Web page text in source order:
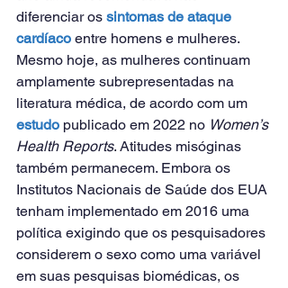
diferenciar os sintomas de ataque
cardíaco entre homens e mulheres.
Mesmo hoje, as mulheres continuam
amplamente subrepresentadas na
literatura médica, de acordo com um
estudo publicado em 2022 no Women’s
Health Reports. Atitudes misóginas
também permanecem. Embora os
Institutos Nacionais de Saúde dos EUA
tenham implementado em 2016 uma
política exigindo que os pesquisadores
considerem o sexo como uma variável
em suas pesquisas biomédicas, os